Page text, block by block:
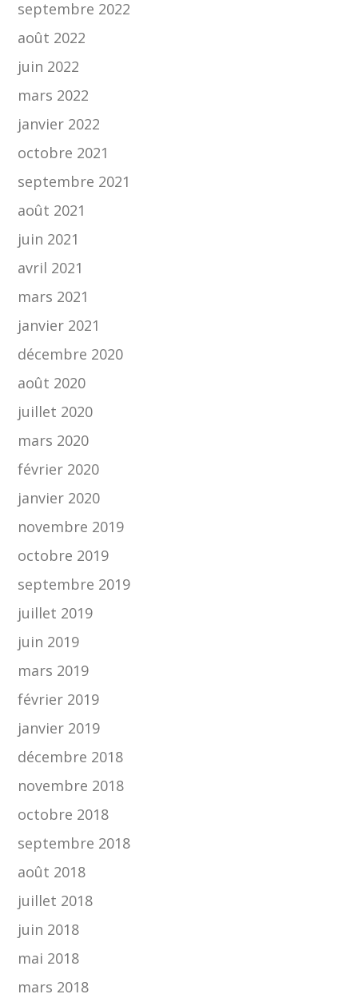
septembre 2022
août 2022
juin 2022
mars 2022
janvier 2022
octobre 2021
septembre 2021
août 2021
juin 2021
avril 2021
mars 2021
janvier 2021
décembre 2020
août 2020
juillet 2020
mars 2020
février 2020
janvier 2020
novembre 2019
octobre 2019
septembre 2019
juillet 2019
juin 2019
mars 2019
février 2019
janvier 2019
décembre 2018
novembre 2018
octobre 2018
septembre 2018
août 2018
juillet 2018
juin 2018
mai 2018
mars 2018